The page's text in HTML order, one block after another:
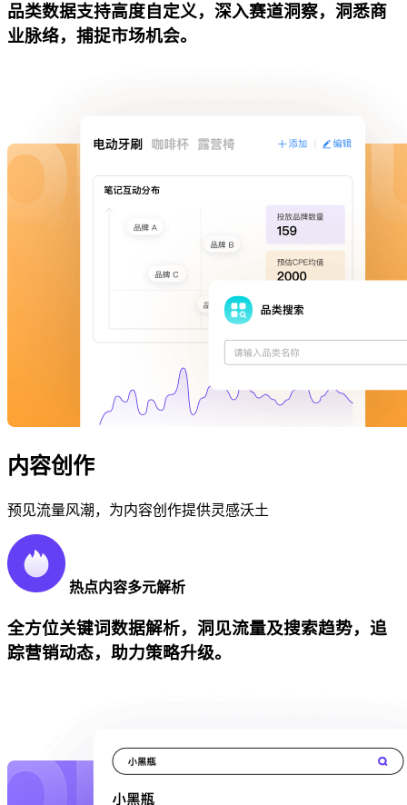
品类数据支持高度自定义，深入赛道洞察，洞悉商
业脉络，捕捉市场机会。
内容创作
预见流量风潮，为内容创作提供灵感沃土
热点内容多元解析
全方位关键词数据解析，洞见流量及搜索趋势，追
踪营销动态，助力策略升级。